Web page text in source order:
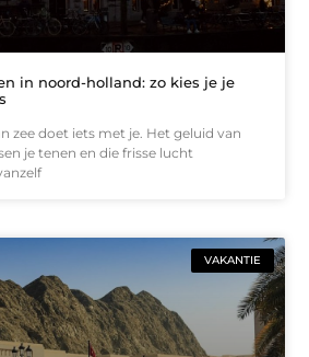
in noord-holland: zo kies je je
zee doet iets met je. Het geluid van
je tenen en die frisse lucht
VAKANTIE